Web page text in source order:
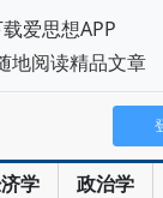
学 政治学
爱思想APP
地阅读精品文章